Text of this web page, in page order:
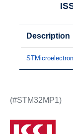
Description
(#STM32MP1)